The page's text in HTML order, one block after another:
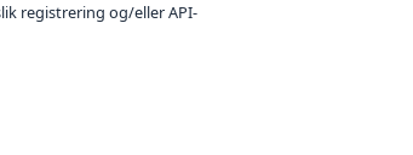
registrering og/eller API-